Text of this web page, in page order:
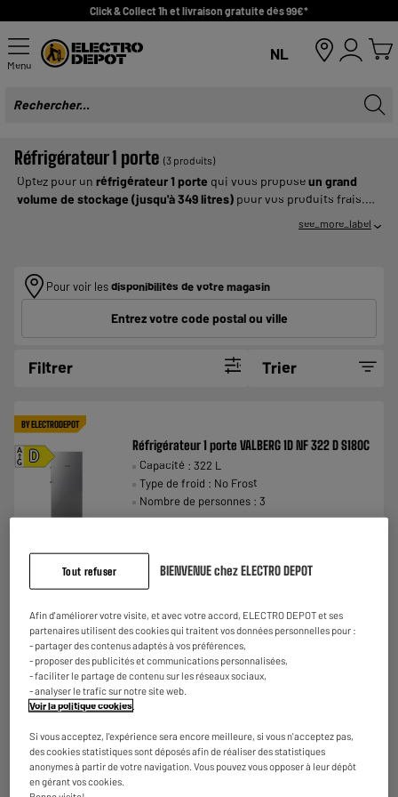
Click & Collect 1h et livraison gratuite dès 99€*
Menu
NL
Réfrigérateur 1 porte (3 produits)
Optez pour un réfrigérateur 1 porte qui vous proposeun grand
volume de stockage (jusqu'à 349 litres) pour vos produits frais.
congeler
conserver vos plats surgelés. Idéal
parfaitement avecles congélateurs armoirepour plus
see_more_label
Pour voir lesdisponibilités de votre magasin
Entrez votre code postal ou ville
Filtrer Trier
BY ELECTRODEPOT
D
A
G
★★★★★
★★★★★
Comparer
Réfrigérateur 1 porte VALBERG 1D NF 322 D S180C
Capacité : 322 L
Type de froid : No Frost
Nombre de personnes : 3
Payer en
Disponible à Oostende,
Disponible pour livraison
BY ELECTRODEPOT
Réfrigérateur 1 porte VALBERG 1D NF 359 D X742C
Type de froid : Ventilé
Nombre de personnes : 4
Tout refuser BIENVENUE chez ELECTRO DEPOT
Afin d'améliorer votre visite, et avec votre accord, ELECTRO DEPOT et ses
partenaires utilisent des cookies qui traitent vos données personnelles pour :
- partager des contenus adaptés à vos préférences,
- proposer des publicités et communications personnalisées,
- faciliter le partage de contenu sur les réseaux sociaux,
- analyser le trafic sur notre site web.
Voir la politique cookies
Si vous acceptez, l'expérience sera encore meilleure, si vous n'acceptez pas,
des cookies statistiques sont déposés afin de réaliser des statistiques
anonymes à partir de votre navigation. Vous pouvez vous opposer à leur dépôt
en gérant vos cookies.